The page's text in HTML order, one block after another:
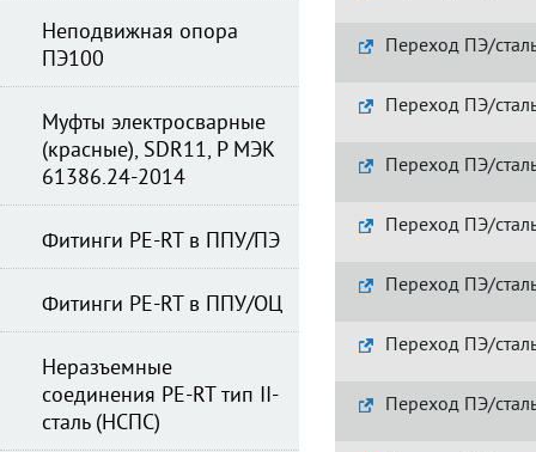
Переход ПЭ/
Переход ПЭ/
Переход ПЭ/
Переход ПЭ/
Переход ПЭ/
Переход ПЭ/
Переход ПЭ/
Неподвижная опора
ПЭ100
Муфты электросварные
(красные), SDR11, Р МЭК
61386.24-2014
Фитинги PE-RT в ППУ/ПЭ
Фитинги PE-RT в ППУ/ОЦ
Неразъемные
соединения PE-RT тип II-
сталь (НСПС)